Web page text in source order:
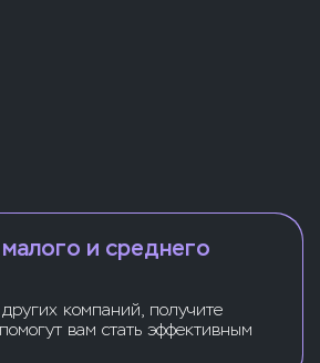
и среднего
компаний, получите
вам стать эффективным